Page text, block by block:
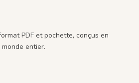
PDF et pochette, conçus en
entier.